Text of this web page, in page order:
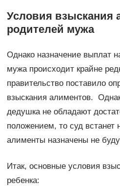
Условия взыскания
родителей мужа
Однако назначение выплат
мужа происходит крайне
правительство поставило
взыскания алиментов.
дедушка не обладают
положением, то суд встанет
алименты назначены не
Итак, основные условия
ребенка: